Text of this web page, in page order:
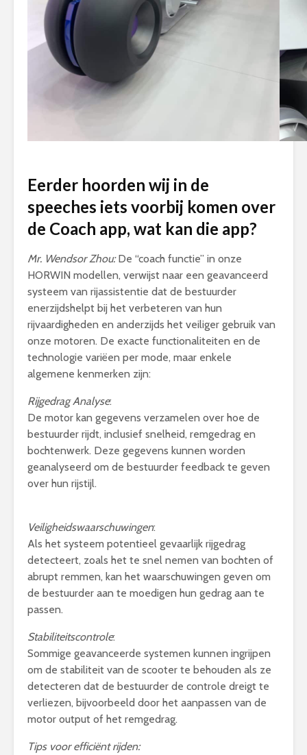
Eerder hoorden wij in de
speeches iets voorbij komen over
de Coach app, wat kan die app?
Mr. Wendsor Zhou:De “coach functie” in onze
HORWIN modellen, verwijst naar een geavanceerd
systeem van rijassistentie dat de bestuurder
enerzijdshelpt bij het verbeteren van hun
rijvaardigheden en anderzijds het veiliger gebruik van
onze motoren. De exacte functionaliteiten en de
technologie variëen per mode, maar enkele
algemene kenmerken zijn:
Rijgedrag Analyse:
De motor kan gegevens verzamelen over hoe de
bestuurder rijdt, inclusief snelheid, remgedrag en
bochtenwerk. Deze gegevens kunnen worden
geanalyseerd om de bestuurder feedback te geven
over hun rijstijl.
Veiligheidswaarschuwingen:
Als het systeem potentieel gevaarlijk rijgedrag
detecteert, zoals het te snel nemen van bochten of
abrupt remmen, kan het waarschuwingen geven om
de bestuurder aan te moedigen hun gedrag aan te
passen.
Stabiliteitscontrole:
Sommige geavanceerde systemen kunnen ingrijpen
om de stabiliteit van de scooter te behouden als ze
detecteren dat de bestuurder de controle dreigt te
verliezen, bijvoorbeeld door het aanpassen van de
motor output of het remgedrag.
Tips voor efficiënt rijden: